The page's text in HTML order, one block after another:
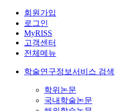
회원가입
로그인
MyRISS
고객센터
전체메뉴
학술연구정보서비스 검색
학위논문
국내학술논문